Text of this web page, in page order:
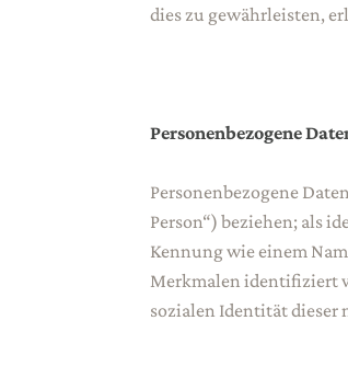
dies zu gewährleisten,
Personenbezogene
Personenbezogene
Person“) beziehen; als
Kennung wie einem
Merkmalen identifiziert
sozialen Identität dieser